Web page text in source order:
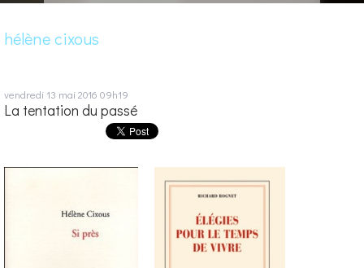
hélène cixous
vendredi 13 mai 2016 09h19
La tentation du passé